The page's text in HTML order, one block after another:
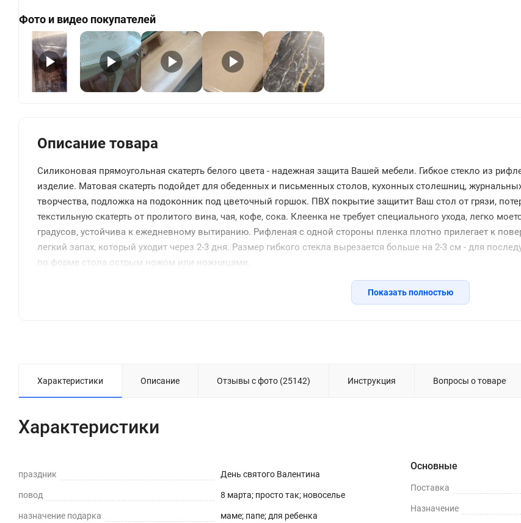
Фото и видео покупателей
Описание товара
Силиконовая прямоугольная скатерть белого цвета - надежная защита Вашей мебели. Гибкое стекло из
изделие. Матовая скатерть подойдет для обеденных и письменных столов, кухонных столешниц,
творчества, подложка на подоконник под цветочный горшок. ПВХ покрытие защитит Ваш стол от грязи,
текстильную скатерть от пролитого вина, чая, кофе, сока. Клеенка не требует специального ухода, легко
градусов, устойчива к ежедневному вытиранию. Рифленая с одной стороны пленка плотно прилегает к
легкий запах, который уходит через 2-3 дня. Размер гибкого стекла вырезается больше на 2-3 см - для
по форме стола острым ножом или ножницами.
Показать полностью
Характеристики Описание Отзывы с фото (25142) Инструкция Вопросы о товаре
Характеристики
праздник День святого Валентина
повод 8 марта; просто так; новоселье
назначение подарка маме; папе; для ребенка
Основные
Поставка
Назначение